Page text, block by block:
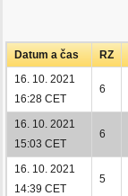
Datum a čas RZ
16. 10. 2021
16:28 CET
6
16. 10. 2021
15:03 CET
6
16. 10. 2021
14:39 CET
5